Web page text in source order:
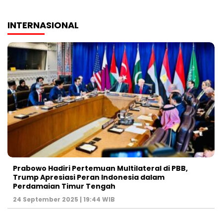
INTERNASIONAL
Prabowo Hadiri Pertemuan Multilateral di PBB,
Trump Apresiasi Peran Indonesia dalam
Perdamaian Timur Tengah
24 September 2025 | 19:44 WIB